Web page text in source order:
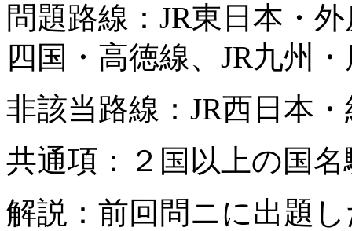
問題路線：JR東日本・
四国・高徳線、JR九州
非該当路線：JR西日本
共通項：２国以上の国
解説：前回問ニに出題